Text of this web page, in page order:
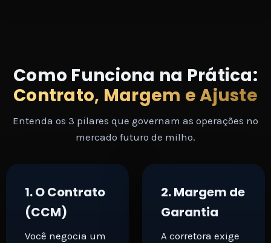
Como Funciona na Prática:
Contrato, Margem e Ajuste
Entenda os 3 pilares que governam as operações no
mercado futuro de milho.
1. O Contrato
(CCM)
Você negocia um
2. Margem de
Garantia
A corretora exige